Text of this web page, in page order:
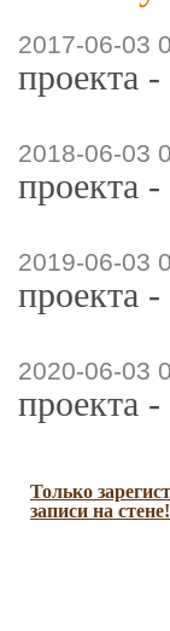
2017-06-03
проекта
2018-06-03
проекта
2019-06-03
проекта
2020-06-03
проекта
Только
записи на стене!